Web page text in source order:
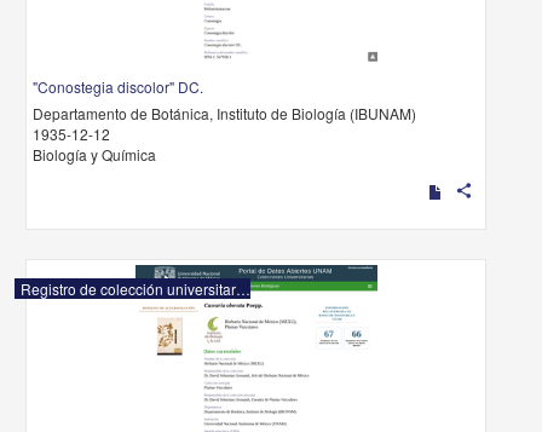
"Conostegia discolor" DC.
Departamento de Botánica, Instituto de Biología (IBUNAM)
1935-12-12
Biología y Química
share
Registro de colección universitaria